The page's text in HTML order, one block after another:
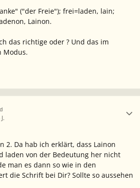
("der Freie"); frei=laden, lain;
Lainon.
das richtige oder ? Und das im
Modus.
2. Da hab ich erklärt, dass Lainon
laden von der Bedeutung her nicht
man es dann so wie in den
die Schrift bei Dir? Sollte so aussehen